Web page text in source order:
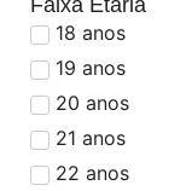
18 anos
19 anos
20 anos
21 anos
22 anos